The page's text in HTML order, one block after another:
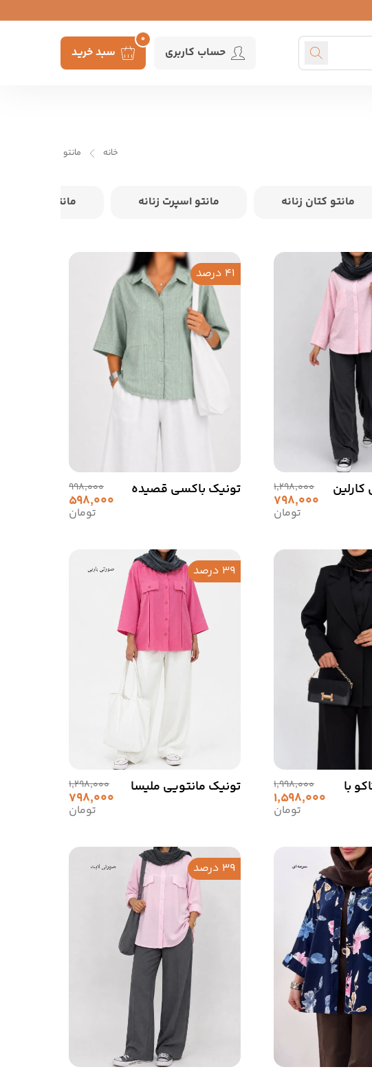
حساب کاربری سبد خرید
0
خانه مانتو
مانتو کتان زنانه مانتو اسپرت زنانه مانتو زنانه بلند
1,298,000
798,000
تومان
41 درصد
تونیک باکسی قصیده 998,000
598,000
تومان
با
1,998,000
1,598,000
تومان
39 درصد
تونیک مانتویی ملیسا 1,298,000
798,000
تومان
39 درصد